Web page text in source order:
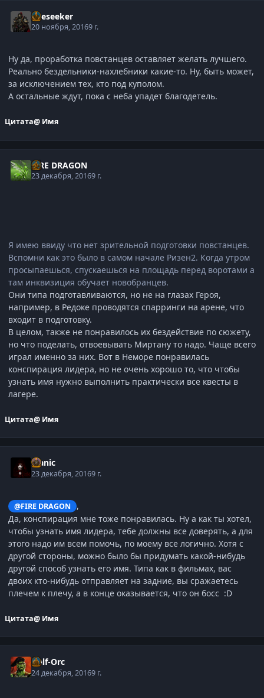
Oreseeker
20 ноября, 20169 г.
Ну да, проработка повстанцев оставляет желать лучшего.
Реально бездельники-нахлебники какие-то. Ну, быть может,
за исключением тех, кто под куполом.
А остальные ждут, пока с неба упадет благодетель.
Цитата@ Имя
FIRE DRAGON
23 декабря, 20169 г.
Я имею ввиду что нет зрительной подготовки повстанцев.
Вспомни как это было в самом начале Ризен2. Когда утром
просыпаешься, спускаешься на площадь перед воротами а
там инквизиция обучает новобранцев.
Они типа подготавливаются, но не на глазах Героя,
например, в Редоке проводятся спарринги на арене, что
входит в подготовку.
В целом, также не понравилось их бездействие по сюжету,
но что поделать, отвоевывать Миртану то надо. Чаще всего
играл именно за них. Вот в Неморе понравилась
конспирация лидера, но не очень хорошо то, что чтобы
узнать имя нужно выполнить практически все квесты в
лагере.
Цитата@ Имя
Manic
23 декабря, 20169 г.
@FIRE DRAGON
,
Да, конспирация мне тоже понравилась. Ну а как ты хотел,
чтобы узнать имя лидера, тебе должны все доверять, а для
этого надо им всем помочь, по моему все логично. Хотя с
другой стороны, можно было бы придумать какой-нибудь
другой способ узнать его имя. Типа как в фильмах, вас
двоих кто-нибудь отправляет на задние, вы сражаетесь
плечем к плечу, а в конце оказывается, что он босс :D
Цитата@ Имя
Half-Orc
24 декабря, 20169 г.